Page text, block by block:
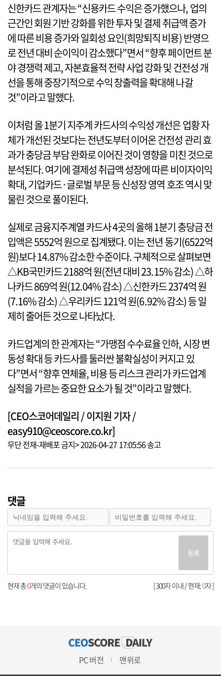
신한카드 관계자는 “신용카드 수익은 증가했으나, 업의
근간인 회원 기반 강화를 위한 투자 및 결제 취급액 증가
에 따른 비용 증가와 일회성 요인(희망퇴직 비용) 반영으
로 전년 대비 순이익이 감소했다”면서 “향후 페이먼트 분
야 경쟁력 제고, 자본효율적 전략 사업 강화 및 건전성 개
선을 통해 중장기적으로 수익 창출력을 확대해 나갈
것”이라고 말했다.
이처럼 올 1분기 지주계 카드사의 수익성 개선은 업황 자
체가 개선된 것보다는 전년도부터 이어온 건전성 관리 효
과가 충당금 부담 완화로 이어진 것이 영향을 미친 것으로
분석된다. 여기에 결제성 취급액 성장에 따른 비이자이익
확대, 기업카드·글로벌 부문 등 신성장 영역 호조 역시 맞
물린 것으로 풀이된다.
실제로 금융지주계열 카드사 4곳의 올해 1분기 충당금 전
입액은 5552억 원으로 집계됐다. 이는 전년 동기(6522억
원)보다 14.87% 감소한 수준이다. 구체적으로 살펴보면
△KB국민카드 2188억 원(전년 대비 23.15% 감소) △하
나카드 869억 원(12.04% 감소) △신한카드 2374억 원
(7.16% 감소) △우리카드 121억 원(6.92% 감소) 등 일
제히 줄어든 것으로 나타났다.
카드업계의 한 관계자는 “가맹점 수수료율 인하, 시장 변
동성 확대 등 카드사를 둘러싼 불확실성이 커지고 있
다”면서 “향후 연체율, 비용 등 리스크 관리가 카드업계
실적을 가르는 중요한 요소가 될 것”이라고 말했다.
[CEO스코어데일리 / 이지원 기자 /
easy910@ceoscore.co.kr]
무단 전재-재배포 금지> 2026-04-27 17:05:56 송고
댓글
등록
[ 300자 이내 / 현재:0자 ]
현재 총0개의 댓글이 있습니다.
PC 버전 맨위로